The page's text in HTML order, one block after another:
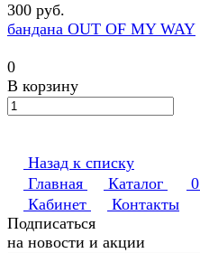
300 руб.
бандана OUT OF MY WAY
0
В корзину
Назад к списку
Главная
Каталог 0
Кабинет
Контакты
Подписаться
на новости и акции